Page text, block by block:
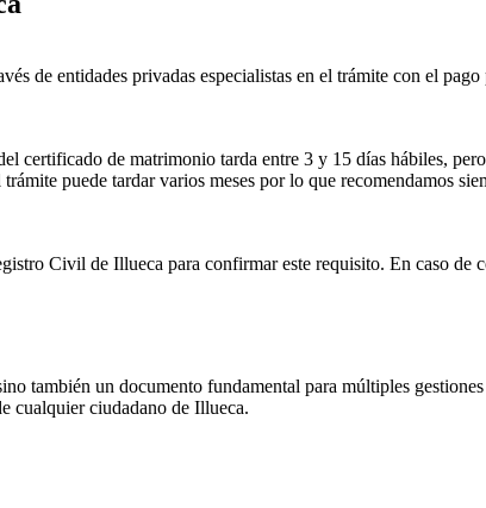
de entidades privadas especialistas en el trámite con el
certificado de matrimonio tarda entre 3 y 15 días hábiles,
puede tardar varios meses por lo que recomendamos
Civil de Illueca para confirmar este requisito. En caso de
también un documento fundamental para múltiples
cualquier ciudadano de Illueca.